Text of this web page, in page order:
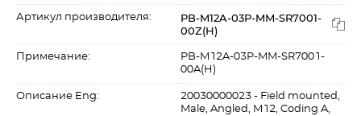
Артикул производителя:
PB-M12A-03P-MM-SR7001-
00Z(H)
Примечание:
PB-M12A-03P-MM-SR7001-
00A(H)
Описание Eng:
20030000023 - Field mounted,
Male, Angled, M12, Coding A,